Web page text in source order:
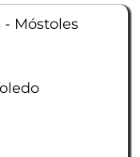
- Móstoles